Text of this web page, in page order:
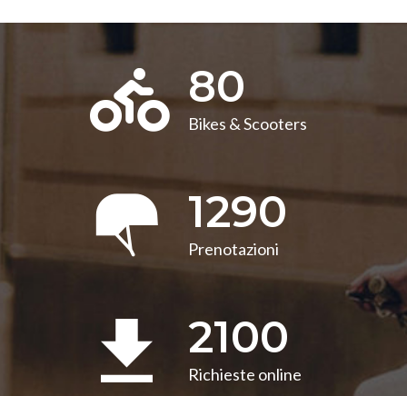
80
Bikes & Scooters
1290
Prenotazioni
2100
Richieste online